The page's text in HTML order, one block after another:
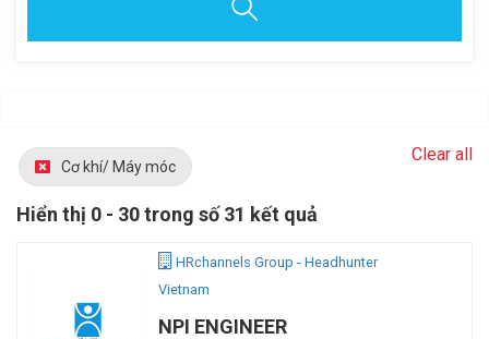
Cơ khí/ Máy móc
Clear all
Hiển thị 0 - 30 trong số 31 kết quả
HRchannels Group - Headhunter
Vietnam
NPI ENGINEER